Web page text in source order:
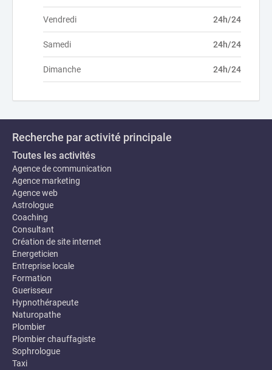
Vendredi 24h/24
Samedi 24h/24
Dimanche 24h/24
Recherche par activité principale
Toutes les activités
Agence de communication
Agence marketing
Agence web
Astrologue
Coaching
Consultant
Création de site internet
Energeticien
Entreprise locale
Formation
Guerisseur
Hypnothérapeute
Naturopathe
Plombier
Plombier chauffagiste
Sophrologue
Taxi